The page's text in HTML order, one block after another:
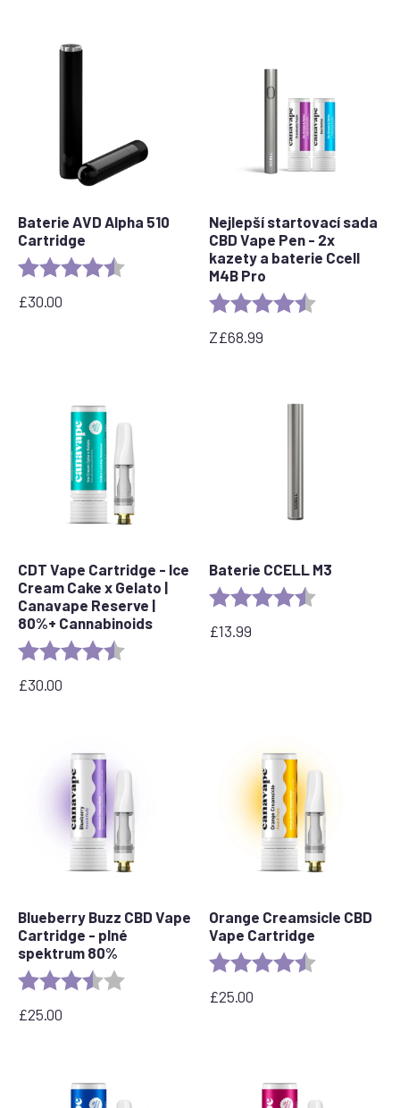
Baterie AVD Alpha 510
Cartridge
Rating: 4.7 out of 5 stars
£30.00
Nejlepší startovací sada
CBD Vape Pen - 2x
kazety a baterie Ccell
M4B Pro
Rating:
Z£68.99
CDT Vape Cartridge - Ice
Cream Cake x Gelato |
Canavape Reserve |
80%+ Cannabinoids
Rating:
£30.00
Baterie CCELL M3
Rating:
£13.99
Blueberry Buzz CBD Vape
Cartridge - plné
spektrum 80%
Rating: 3.6 out of 5 stars
£25.00
Orange Creamsicle CBD
Vape Cartridge
Rating:
£25.00